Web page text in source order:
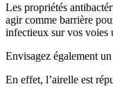
Les propriétés
agir comme barrière
infectieux sur vos voies
Envisagez également
En effet, l’airelle est